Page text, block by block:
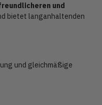
und
bietet langanhaltenden
und gleichmäßige